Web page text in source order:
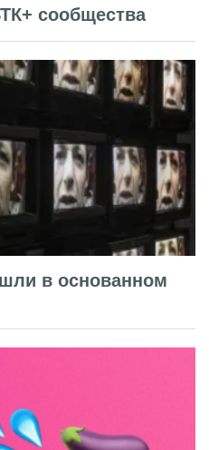
сообщества
в основанном